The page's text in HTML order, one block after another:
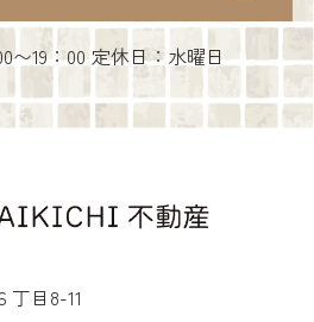
〜19：00 定休日：水曜日
丁目8-11